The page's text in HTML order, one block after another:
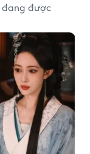
được